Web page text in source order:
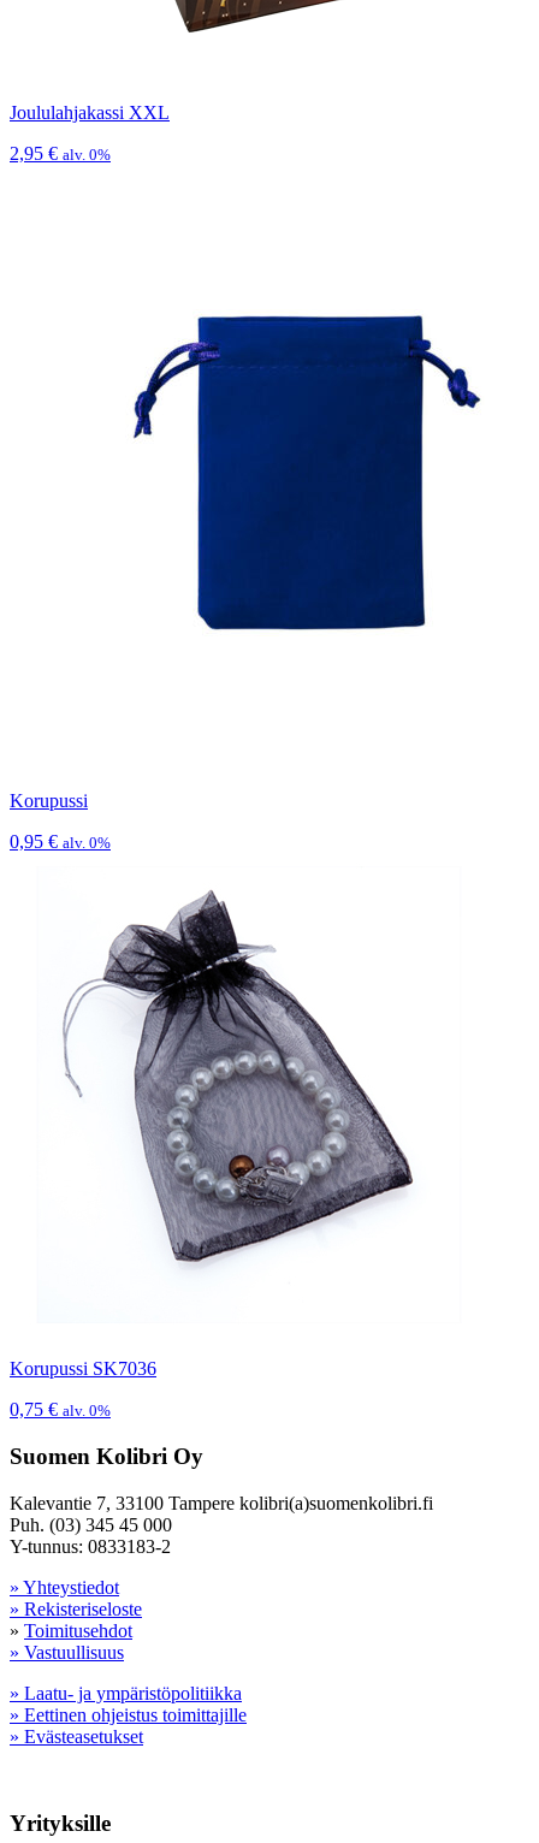
Joululahjakassi XXL
2,95 € alv. 0%
Korupussi
0,95 € alv. 0%
Korupussi SK7036
0,75 € alv. 0%
Suomen Kolibri Oy
Kalevantie 7, 33100 Tampere kolibri(a)suomenkolibri.fi
Puh. (03) 345 45 000
Y-tunnus: 0833183-2
» Yhteystiedot
» Rekisteriseloste
» Toimitusehdot
» Vastuullisuus
» Laatu- ja ympäristöpolitiikka
» Eettinen ohjeistus toimittajille
» Evästeasetukset
Yrityksille